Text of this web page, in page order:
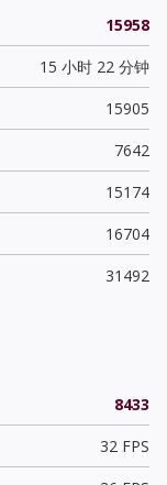
15958
15 小时 22 分钟
15905
7642
15174
16704
31492
8433
32 FPS